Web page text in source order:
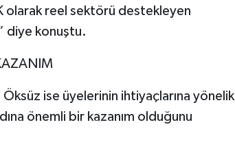
olarak reel sektörü destekleyen
diye konuştu.
Öksüz ise üyelerinin ihtiyaçlarına yönelik
önemli bir kazanım olduğunu